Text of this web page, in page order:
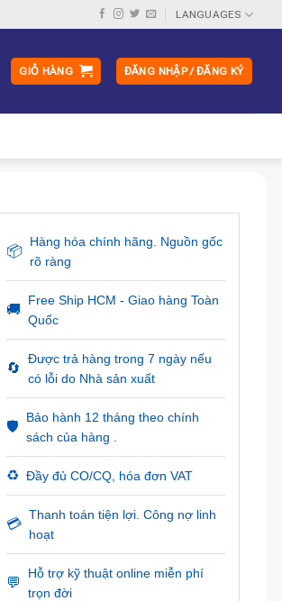
LANGUAGES
GIỎ HÀNG ĐĂNG NHẬP / ĐĂNG KÝ
📦
Hàng hóa chính hãng. Nguồn gốc
rõ ràng
🚚
Free Ship HCM - Giao hàng Toàn
Quốc
🔄
Được trả hàng trong 7 ngày nếu
có lỗi do Nhà sản xuất
🛡️
Bảo hành 12 tháng theo chính
sách của hàng .
♻️ Đầy đủ CO/CQ, hóa đơn VAT
💳
Thanh toán tiện lợi. Công nợ linh
hoạt
💬
Hỗ trợ kỹ thuật online miễn phí
trọn đời